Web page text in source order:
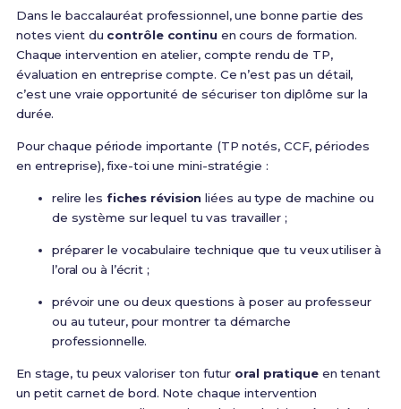
Dans le baccalauréat professionnel, une bonne partie des
notes vient du contrôle continuen cours de formation.
Chaque intervention en atelier, compte rendu de TP,
évaluation en entreprise compte. Ce n’est pas un détail,
c’est une vraie opportunité de sécuriser ton diplôme sur la
durée.
Pour chaque période importante (TP notés, CCF, périodes
en entreprise), fixe-toi une mini-stratégie :
relire les fiches révision liées au type de machine ou
de système sur lequel tu vas travailler ;
préparer le vocabulaire technique que tu veux utiliser à
l’oral ou à l’écrit ;
prévoir une ou deux questions à poser au professeur
ou au tuteur, pour montrer ta démarche
professionnelle.
En stage, tu peux valoriser ton futur oral pratiqueen tenant
un petit carnet de bord. Note chaque intervention